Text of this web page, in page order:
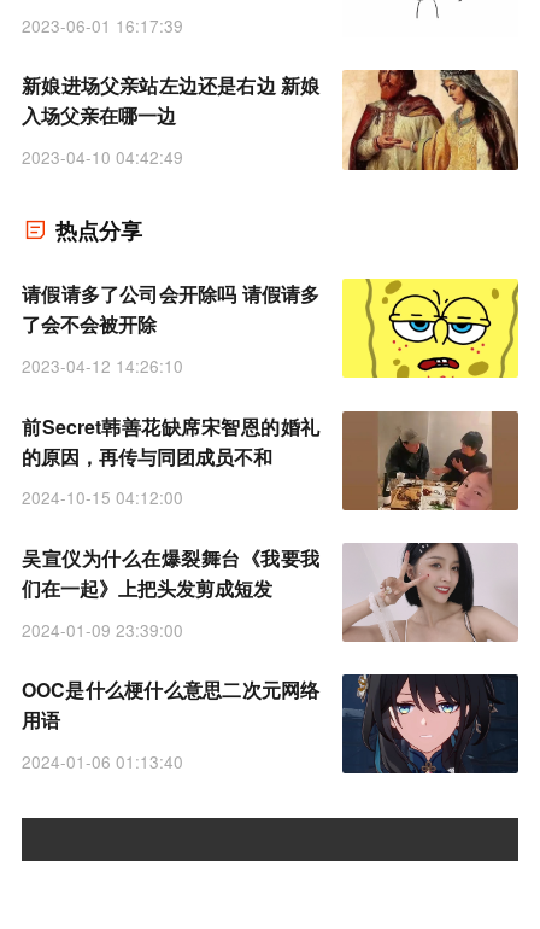
2023-06-01 16:17:39
新娘进场父亲站左边还是右边 新娘
入场父亲在哪一边
2023-04-10 04:42:49
热点分享
请假请多了公司会开除吗 请假请多
了会不会被开除
2023-04-12 14:26:10
前Secret韩善花缺席宋智恩的婚礼
的原因，再传与同团成员不和
2024-10-15 04:12:00
吴宣仪为什么在爆裂舞台《我要我
们在一起》上把头发剪成短发
2024-01-09 23:39:00
OOC是什么梗什么意思二次元网络
用语
2024-01-06 01:13:40